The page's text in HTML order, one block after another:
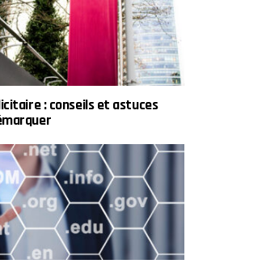
: conseils et astuces